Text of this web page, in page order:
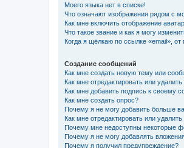
Моего языка нет в списке!
Что означают изображения рядом с
Как мне включить отображение
Что такое звание и как я могу
Когда я щёлкаю по ссылке «email»,
Создание сообщений
Как мне создать новую тему или
Как мне отредактировать или
Как мне добавить подпись к своему
Как мне создать опрос?
Почему я не могу добавить больше
Как мне отредактировать или
Почему мне недоступны некоторые
Почему я не могу добавлять
Почему я получил предупреждение?